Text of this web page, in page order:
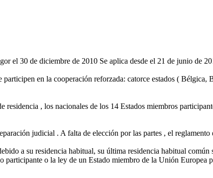
el 30 de diciembre de 2010 Se aplica desde el 21 de junio de
en la cooperación reforzada: catorce estados (
, los nacionales de los 14 Estados miembros
judicial . A falta de elección por las partes , el
a su residencia habitual, su última residencia habitual
o la ley de un Estado miembro de la Unión Europea